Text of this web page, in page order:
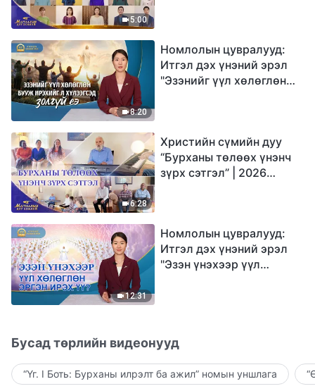
5:00
8:20
Номлолын цувралууд:
Итгэл дэх үнэний эрэл
"Эзэнийг үүл хөлөглөн
6:28
Христийн сүмийн дуу
“Бурханы төлөөх үнэнч
зүрх сэтгэл” | 2026
12:31
Номлолын цувралууд:
Итгэл дэх үнэний эрэл
"Эзэн үнэхээр үүл
Бусад төрлийн видеонууд
“Үг. I Боть: Бурханы илрэлт ба ажил” номын уншлага